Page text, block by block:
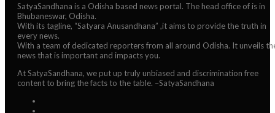
SatyaSandhana is a Odisha based news portal. The head office of is in
Bhubaneswar, Odisha.
With its tagline, “Satyara Anusandhana” ,it aims to provide the truth in
every news.
With a team of dedicated reporters from all around Odisha. It unveils
news that is important and impacts you.
At SatyaSandhana, we put up truly unbiased and discrimination free
content to bring the facts to the table. –SatyaSandhana